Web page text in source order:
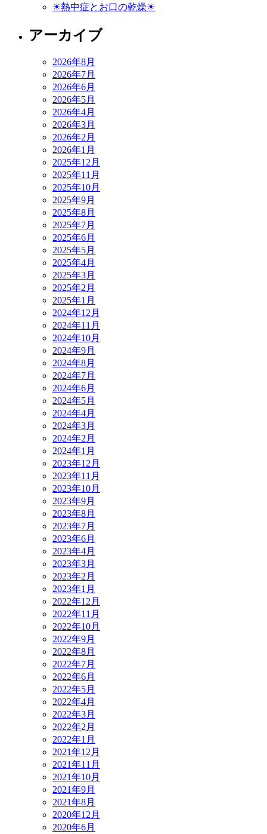
☀熱中症とお口の乾燥☀
アーカイブ
2026年8月
2026年7月
2026年6月
2026年5月
2026年4月
2026年3月
2026年2月
2026年1月
2025年12月
2025年11月
2025年10月
2025年9月
2025年8月
2025年7月
2025年6月
2025年5月
2025年4月
2025年3月
2025年2月
2025年1月
2024年12月
2024年11月
2024年10月
2024年9月
2024年8月
2024年7月
2024年6月
2024年5月
2024年4月
2024年3月
2024年2月
2024年1月
2023年12月
2023年11月
2023年10月
2023年9月
2023年8月
2023年7月
2023年6月
2023年4月
2023年3月
2023年2月
2023年1月
2022年12月
2022年11月
2022年10月
2022年9月
2022年8月
2022年7月
2022年6月
2022年5月
2022年4月
2022年3月
2022年2月
2022年1月
2021年12月
2021年11月
2021年10月
2021年9月
2021年8月
2020年12月
2020年6月